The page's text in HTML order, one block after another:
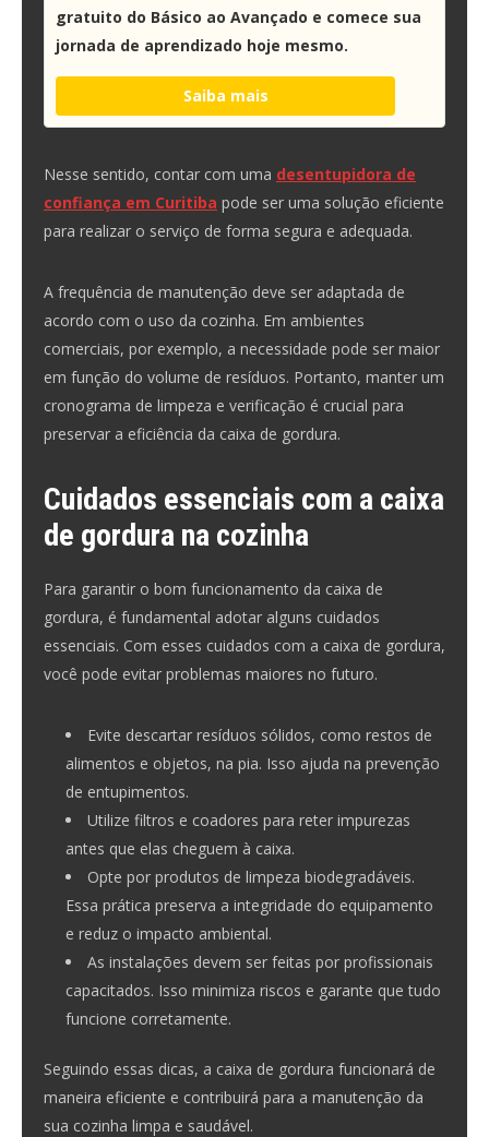
gratuito do Básico ao Avançado e comece sua
jornada de aprendizado hoje mesmo.
Saiba mais
Nesse sentido, contar com uma desentupidora de
confiança em Curitiba pode ser uma solução eficiente
para realizar o serviço de forma segura e adequada.
A frequência de manutenção deve ser adaptada de
acordo com o uso da cozinha. Em ambientes
comerciais, por exemplo, a necessidade pode ser maior
em função do volume de resíduos. Portanto, manter um
cronograma de limpeza e verificação é crucial para
preservar a eficiência da caixa de gordura.
Cuidados essenciais com a caixa
de gordura na cozinha
Para garantir o bom funcionamento da caixa de
gordura, é fundamental adotar alguns cuidados
essenciais. Com esses cuidados com a caixa de gordura,
você pode evitar problemas maiores no futuro.
Evite descartar resíduos sólidos, como restos de
alimentos e objetos, na pia. Isso ajuda na prevenção
de entupimentos.
Utilize filtros e coadores para reter impurezas
antes que elas cheguem à caixa.
Opte por produtos de limpeza biodegradáveis.
Essa prática preserva a integridade do equipamento
e reduz o impacto ambiental.
As instalações devem ser feitas por profissionais
capacitados. Isso minimiza riscos e garante que tudo
funcione corretamente.
Seguindo essas dicas, a caixa de gordura funcionará de
maneira eficiente e contribuirá para a manutenção da
sua cozinha limpa e saudável.